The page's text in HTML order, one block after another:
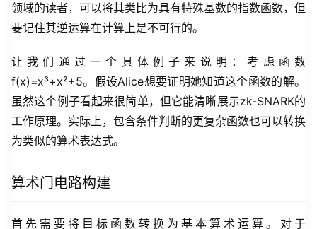
领域的读者，可以将其类比为具有特殊基数的指数函数，但
要记住其逆运算在计算上是不可行的。
让我们通过一个具体例子来说明：考虑函数
f(x)=x³+x²+5。假设Alice想要证明她知道这个函数的解。
虽然这个例子看起来很简单，但它能清晰展示zk-SNARK的
工作原理。实际上，包含条件判断的更复杂函数也可以转换
为类似的算术表达式。
算术门电路构建
首先需要将目标函数转换为基本算术运算。对于